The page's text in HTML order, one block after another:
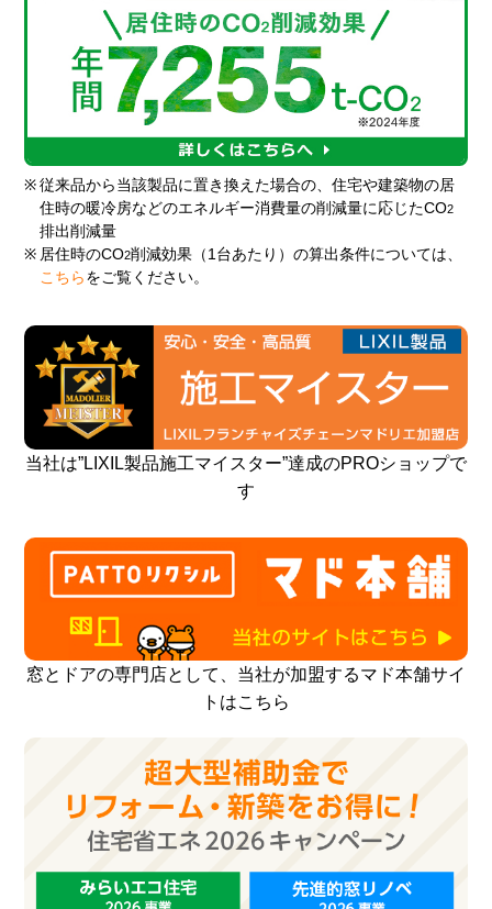
※ 従来品から当該製品に置き換えた場合の、住宅や建築物の居
住時の暖冷房などのエネルギー消費量の削減量に応じたCO2
排出削減量
※ 居住時のCO2削減効果（1台あたり）の算出条件については、
こちら をご覧ください。
当社は”LIXIL製品施工マイスター”達成のPROショップで
す
窓とドアの専門店として、当社が加盟するマド本舗サイ
トはこちら